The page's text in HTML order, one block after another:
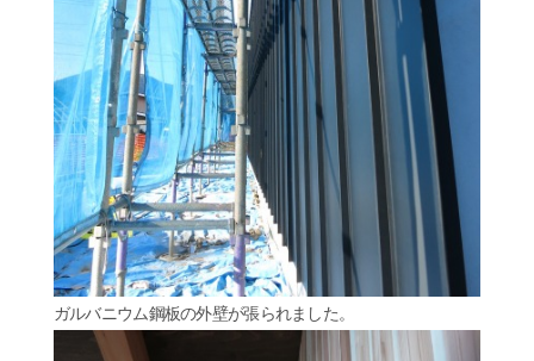
ガルバニウム鋼板の外壁が張られました。